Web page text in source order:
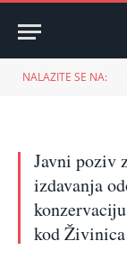
NALAZITE SE NA:
Javni poziv
izdavanja
kod Živinica